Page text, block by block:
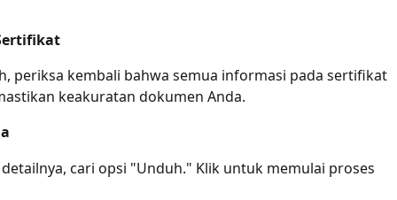
periksa kembali bahwa semua informasi pada sertifikat
keakuratan dokumen Anda.
cari opsi "Unduh." Klik untuk memulai proses